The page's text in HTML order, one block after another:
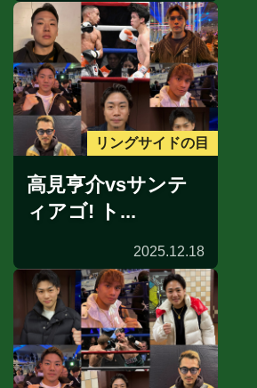
リングサイドの目
高見亨介vsサンテ
ィアゴ! ト...
2025.12.18